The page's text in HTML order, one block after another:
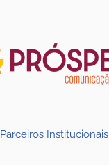
Parceiros Institucionais